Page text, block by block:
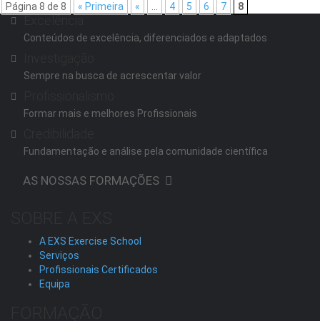
Página 8 de 8 « Primeira « 4 5 6 7 8
Conteúdos de excelência, diferenciados e adaptados
Sempre na busca de acrescentar valor
Formar mais e melhores Profissionais
Fundamentação e análise pela comunidade científica
AS NOSSAS FORMAÇÕES
A EXS Exercise School
Serviços
Profissionais Certificados
Equipa